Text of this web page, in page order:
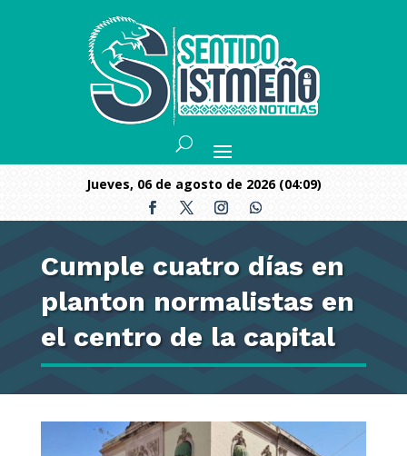
jueves, 06 de agosto de 2026 (04:09)
Cumple cuatro días en
planton normalistas en
el centro de la capital